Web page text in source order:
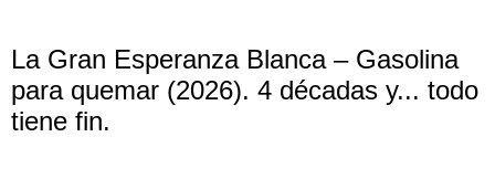
La Gran Esperanza Blanca – Gasolina
para quemar (2026). 4 décadas y... todo
tiene fin.